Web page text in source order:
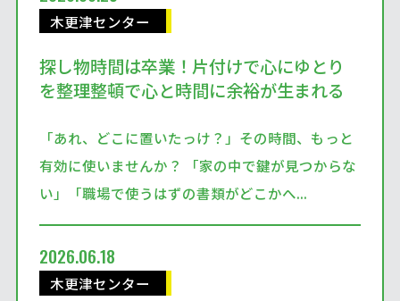
木更津センター
探し物時間は卒業！片付けで心にゆとり
を整理整頓で心と時間に余裕が生まれる
「あれ、どこに置いたっけ？」その時間、もっと
有効に使いませんか？ 「家の中で鍵が見つからな
い」「職場で使うはずの書類がどこかへ...
2026.06.18
木更津センター